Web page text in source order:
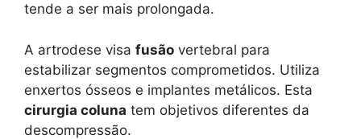
tende a ser mais prolongada.
A artrodese visa fusão vertebral para
estabilizar segmentos comprometidos. Utiliza
enxertos ósseos e implantes metálicos. Esta
cirurgia coluna tem objetivos diferentes da
descompressão.